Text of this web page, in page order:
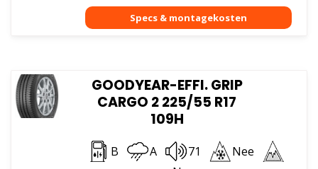
GOODYEAR-EFFI. GRIP
CARGO 2 225/55 R17
109H
B A 71
Nee